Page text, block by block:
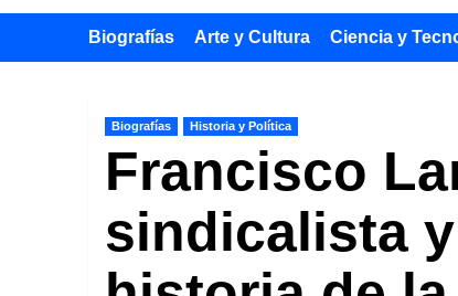
Biografías Arte y Cultura Ciencia y
Biografías Historia y Política
Francisco
sindicalista